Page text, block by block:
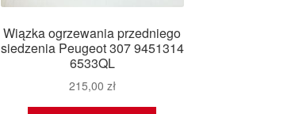
Wiązka ogrzewania przedniego
siedzenia Peugeot 307 9451314
6533QL
215,00 zł